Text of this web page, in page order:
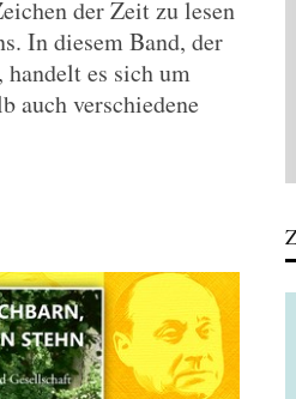
der Zeit zu lesen
In diesem Band, der
handelt es sich um
auch verschiedene